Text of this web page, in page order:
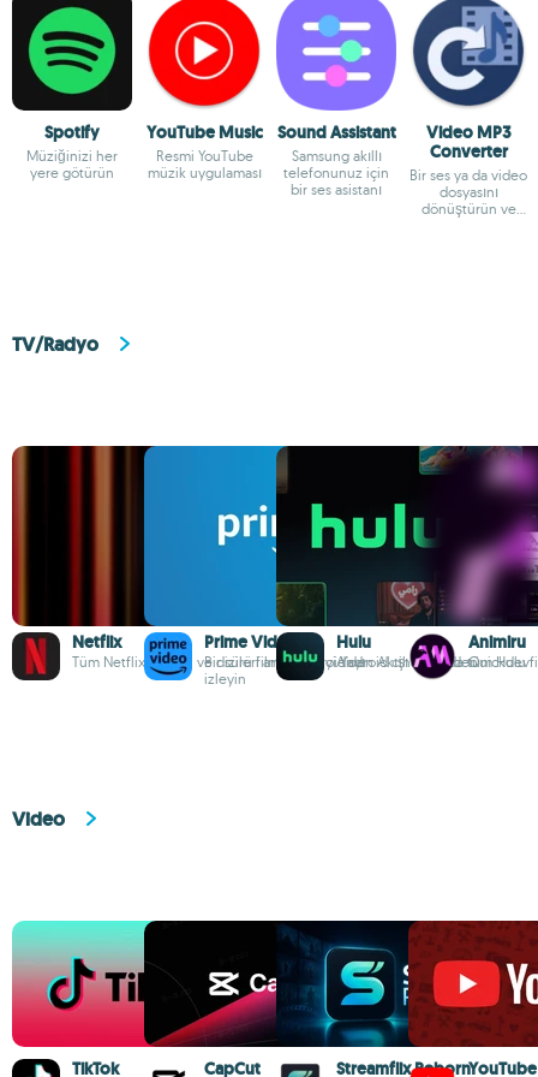
Spotify
Müziğinizi her
yere götürün
YouTube Music
Resmi YouTube
müzik uygulaması
Sound Assistant
Samsung akıllı
telefonunuz için
bir ses asistanı
Video MP3
Converter
Bir ses ya da video
dosyasını
dönüştürün ve
TV/Radyo
Netflix
Tüm Netflix filmleri ve dizileri artık Android'de
Prime Video
Bir sürü film ve diziyi Yayın Akışı üzerinden
izleyin
Hulu
Android cihazınızda tüm Hulu
Animiru
Quickdev
Video
TikTok CapCut Streamflix RebornYouTube